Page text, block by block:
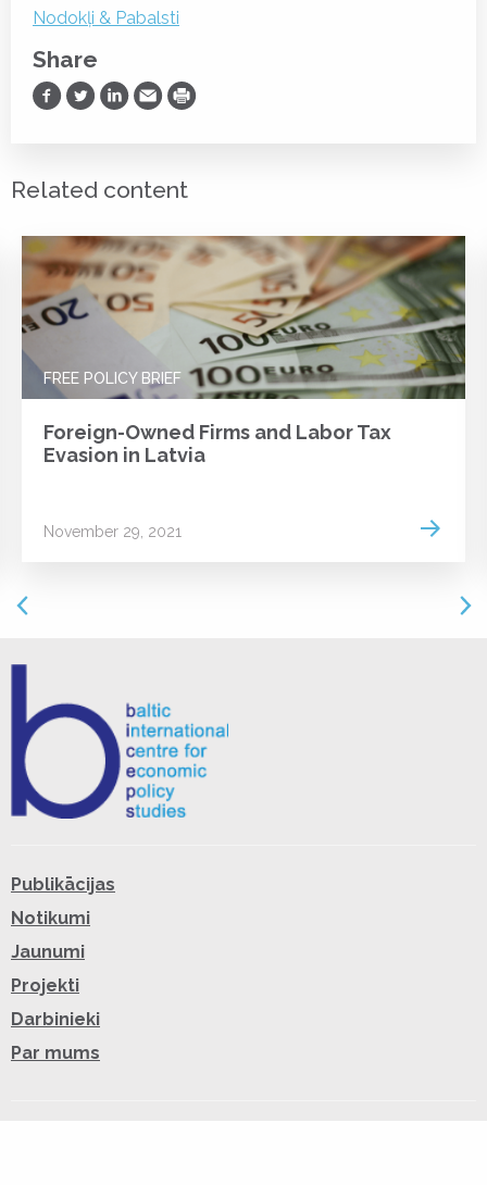
Nodokļi & Pabalsti
Share
Share on Facebook
Share on Twitter
Share on LinkedIn
Share via Email
Print
Related content
FREE POLICY BRIEF
Foreign-Owned Firms and Labor Tax
Evasion in Latvia
November 29, 2021 Read
Publikācijas
Notikumi
Jaunumi
Projekti
Darbinieki
Par mums